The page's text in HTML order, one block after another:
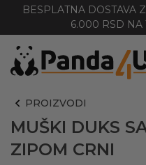
BESPLATNA DOSTAVA
6.000 RSD NA
PROIZVODI
MUŠKI DUKS
ZIPOM CRNI